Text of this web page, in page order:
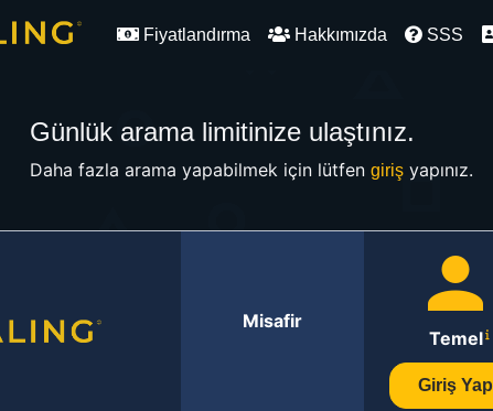
Fiyatlandırma Hakkımızda SSS
Günlük arama limitinize ulaştınız.
Daha fazla arama yapabilmek için lütfen girişyapınız.
Misafir
Temel
Giriş Yap